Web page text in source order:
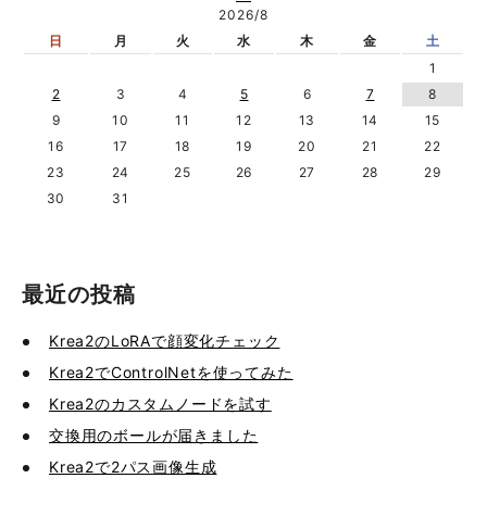
2026/8
日
月 火 水 木 金
土
1
2
3 4 5 6 7
8
9
10 11 12 13 14
15
16
17 18 19 20 21
22
23
24 25 26 27 28
29
30
31
最近の投稿
Krea2のLoRAで顔変化チェック
Krea2でControlNetを使ってみた
Krea2のカスタムノードを試す
交換用のボールが届きました
Krea2で2パス画像生成